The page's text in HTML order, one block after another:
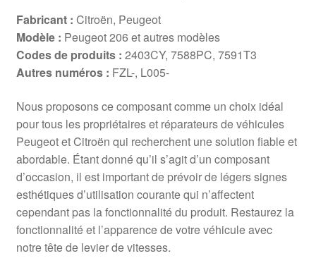
Fabricant : Citroën, Peugeot
Modèle : Peugeot 206 et autres modèles
Codes de produits : 2403CY, 7588PC, 7591T3
Autres numéros : FZL-, L005-
Nous proposons ce composant comme un choix idéal
pour tous les propriétaires et réparateurs de véhicules
Peugeot et Citroën qui recherchent une solution fiable et
abordable. Étant donné qu’il s’agit d’un composant
d’occasion, il est important de prévoir de légers signes
esthétiques d’utilisation courante qui n’affectent
cependant pas la fonctionnalité du produit. Restaurez la
fonctionnalité et l’apparence de votre véhicule avec
notre tête de levier de vitesses.